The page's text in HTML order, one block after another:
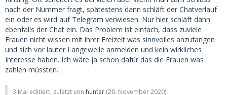
nach der Nummer fragt, spätestens dann schläft der Chatverlauf
ein oder es wird auf Telegram verwiesen. Nur hier schläft dann
ebenfalls der Chat ein. Das Problem ist einfach, dass zuviele
Frauen nicht wissen mit ihrer Freizeit was sinnvolles anzufangen
und sich vor lauter Langeweile anmelden und kein wirkliches
Interesse haben. Ich wäre ja schon dafür das die Frauen was
zahlen müssten.
3 Mal editiert, zuletzt von hunter (20. November 2020)